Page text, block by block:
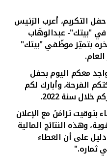
التكريم، أعرب الرّئيس
في "بيتك"- عبدالوهّاب
بتميّز موظّفي "بيتك"
معكم اليوم بحفل
الفرحة، وأبارك لكم
سنة 2022.
بتوقيت تزامَنَ مع الإعلان
وهذه النتائج المالية
على أن العطاء
ثماره."